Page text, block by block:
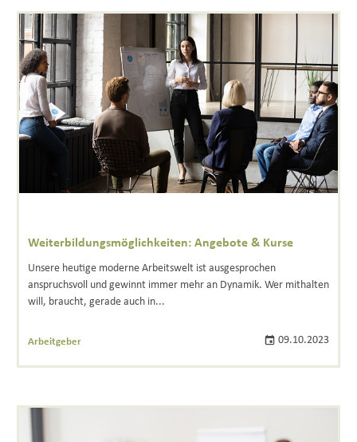
Weiterbildungsmöglichkeiten: Angebote & Kurse
Unsere heutige moderne Arbeitswelt ist ausgesprochen
anspruchsvoll und gewinnt immer mehr an Dynamik. Wer mithalten
will, braucht, gerade auch in...
Arbeitgeber 09.10.2023